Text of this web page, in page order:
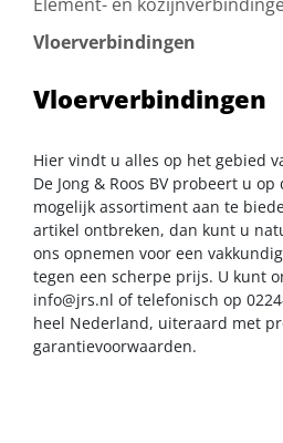
Vloerverbindingen
Vloerverbindingen
Hier vindt u alles op het gebied
De Jong & Roos BV probeert u
mogelijk assortiment aan te
artikel ontbreken, dan kunt u
ons opnemen voor een
tegen een scherpe prijs. U kunt
info@jrs.nl of telefonisch op
heel Nederland, uiteraard met
garantievoorwaarden.